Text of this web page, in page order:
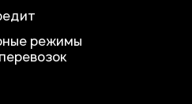
режимы